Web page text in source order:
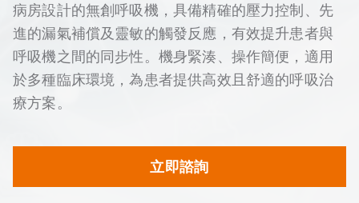
病房設計的無創呼吸機，具備精確的壓力控制、先
進的漏氣補償及靈敏的觸發反應，有效提升患者與
呼吸機之間的同步性。機身緊湊、操作簡便，適用
於多種臨床環境，為患者提供高效且舒適的呼吸治
療方案。
立即諮詢